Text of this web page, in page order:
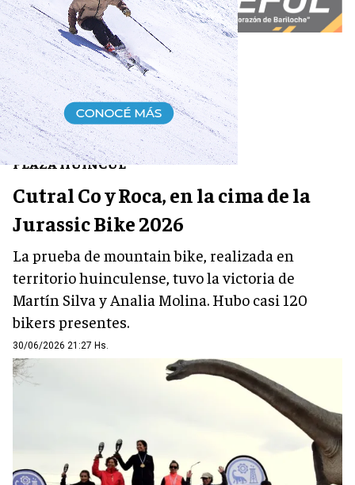
DEPORTES
PLAZA HUINCUL
Cutral Co y Roca, en la cima de la
Jurassic Bike 2026
La prueba de mountain bike, realizada en
territorio huinculense, tuvo la victoria de
Martín Silva y Analia Molina. Hubo casi 120
bikers presentes.
30/06/2026 21:27 Hs.